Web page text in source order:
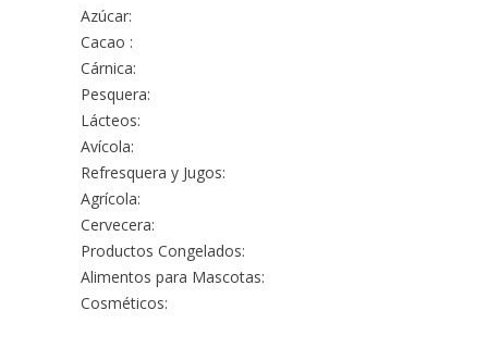
Azúcar:
Cacao :
Cárnica:
Pesquera:
Lácteos:
Avícola:
Refresquera y Jugos:
Agrícola:
Cervecera:
Productos Congelados:
Alimentos para Mascotas:
Cosméticos: